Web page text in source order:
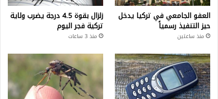
العفو الجامعي في تركيا يدخل
حيز التنفيذ رسمياً
منذ ساعتين
زلزال بقوة 4.5 درجة يضرب ولاية
تركية فجر اليوم
منذ 3 ساعات